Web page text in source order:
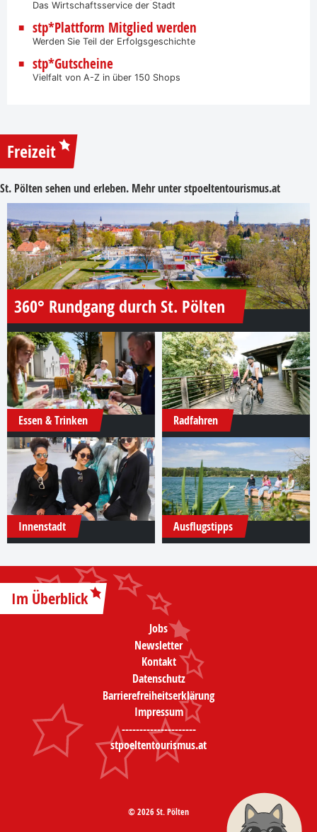
Das Wirtschaftsservice der Stadt
stp*Plattform Mitglied werden
Werden Sie Teil der Erfolgsgeschichte
stp*Gutscheine
Vielfalt von A-Z in über 150 Shops
Freizeit
St. Pölten sehen und erleben. Mehr unterstpoeltentourismus.at
360° Rundgang durch St. Pölten
Essen & Trinken Radfahren
Innenstadt Ausflugstipps
Im Überblick
Jobs
Newsletter
Kontakt
Datenschutz
Barrierefreiheitserklärung
Impressum
---------------------
stpoeltentourismus.at
© 2026 St. Pölten